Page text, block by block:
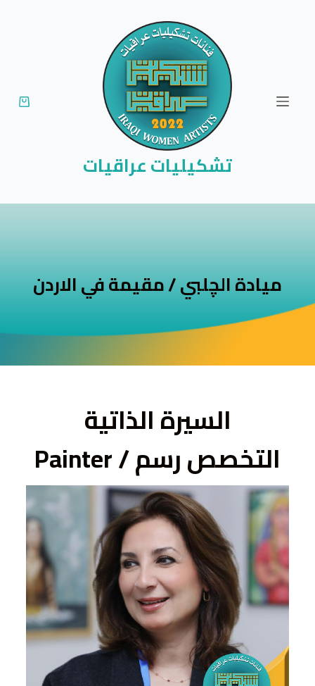
ى
تشكيليات عراقيات
ميادة الچلبي / مقيمة في الاردن
السيرة الذاتية
التخصص رسم / Painter